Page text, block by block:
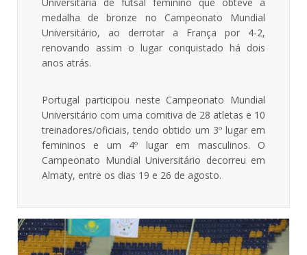
medalha de bronze no Campeonato Mundial
Universitário, ao derrotar a França por 4-2,
renovando assim o lugar conquistado há dois
anos atrás.
Portugal participou neste Campeonato Mundial
Universitário com uma comitiva de 28 atletas e 10
treinadores/oficiais, tendo obtido um 3º lugar em
femininos e um 4º lugar em masculinos. O
Campeonato Mundial Universitário decorreu em
Almaty, entre os dias 19 e 26 de agosto.